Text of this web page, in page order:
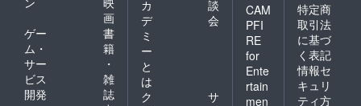
画
ゲー
ム・
サー
ビス
開発
書
籍
・
雑
誌
カ
デ
ミ
ー
と
は
談
会
ク
サ
CAM
PFI
RE
for
Ente
rtain
men
特定商
取引法
に基づ
く表記
情報セ
キュリ
ティ方